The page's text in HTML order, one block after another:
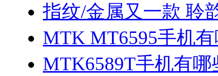
指纹/金属又一款 聆
MTK MT6595手机
MTK6589T手机有